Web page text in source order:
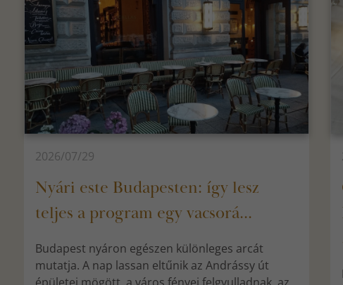
2026/07/29
Nyári este Budapesten: így lesz
teljes a program egy vacsorá...
Budapest nyáron egészen különleges arcát
mutatja. A nap lassan eltűnik az Andrássy út